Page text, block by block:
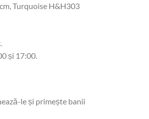
Turquoise H&H303
și 17:00.
le și primește banii